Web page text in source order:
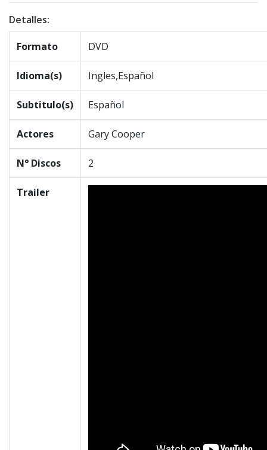
Detalles:
Formato DVD
Idioma(s) Ingles,Español
Subtitulo(s) Español
Actores Gary Cooper
N° Discos 2
Trailer